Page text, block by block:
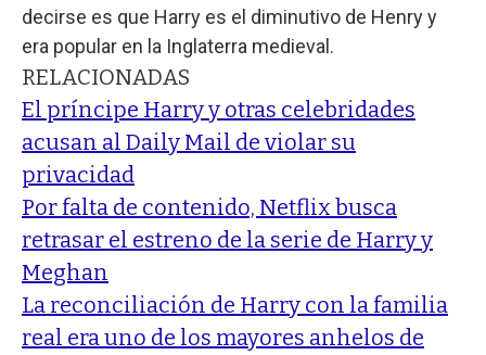
decirse es que Harry es el diminutivo de Henry y
era popular en la Inglaterra medieval.
RELACIONADAS
El príncipe Harry y otras celebridades
acusan al Daily Mail de violar su
privacidad
Por falta de contenido, Netflix busca
retrasar el estreno de la serie de Harry y
Meghan
La reconciliación de Harry con la familia
real era uno de los mayores anhelos de